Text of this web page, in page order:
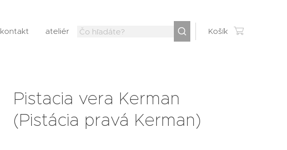
kontakt ateliér Košík
Pistacia vera Kerman
(Pistácia pravá Kerman)